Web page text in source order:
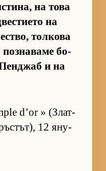
на това
на
тол­кова
поз­на­ваме бо­
и на
d’or » (Злат­
12 яну­